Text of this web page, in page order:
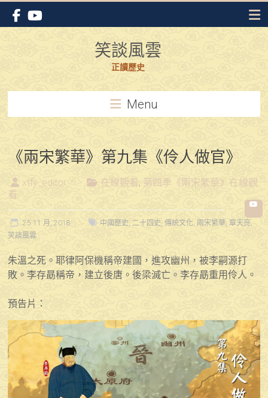
Skip
content
笑談風雲
正讀歷史
Menu
《兩宋繁華》第九集《伶人做官》
xtfy_editor 在線觀看, 第四季《兩宋繁華》在線觀
看
25 11 月, 2018 中國歷史,二十四史,傳統文化, 兩宋繁華,章天亮,
笑談風雲
朱溫之死。耶律阿保機稱帝建國，進攻幽州，被李嗣源打
敗。李存勗稱帝，建立後唐。後梁滅亡。李存勗重用伶人。
預告片：